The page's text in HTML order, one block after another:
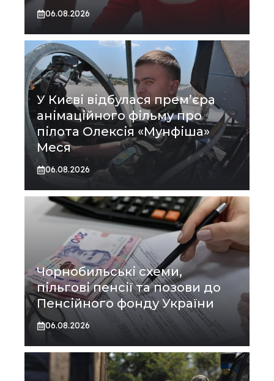
06.08.2026
У Києві відбулася прем’єра
анімаційного фільму про
пілота Олексія «Мунфіша»
Меся
06.08.2026
Чорнобильські схеми,
пільгові пенсії та позови до
Пенсійного фонду України
06.08.2026